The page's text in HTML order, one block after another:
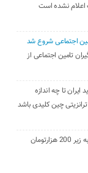
اعلام نشده است
اجتماعی شروع شد
تامین اجتماعی از
ایران تا چه اندازه
چین کلیدی باشد